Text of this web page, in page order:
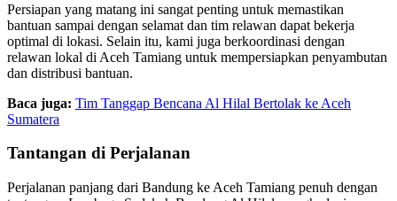
Persiapan yang matang ini sangat penting untuk memastikan
bantuan sampai dengan selamat dan tim relawan dapat bekerja
optimal di lokasi. Selain itu, kami juga berkoordinasi dengan
relawan lokal di Aceh Tamiang untuk mempersiapkan penyambutan
dan distribusi bantuan.
Baca juga: Tim Tanggap Bencana Al Hilal Bertolak ke Aceh
Sumatera
Tantangan di Perjalanan
Perjalanan panjang dari Bandung ke Aceh Tamiang penuh dengan